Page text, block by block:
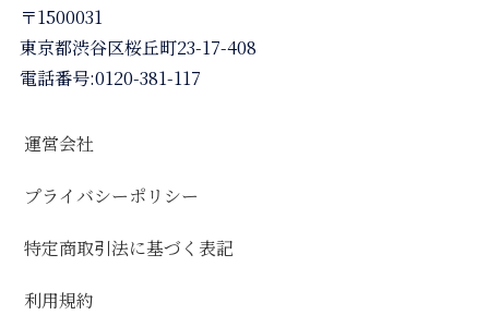
〒1500031
東京都渋谷区桜丘町23-17-408
電話番号:0120-381-117
運営会社
プライバシーポリシー
特定商取引法に基づく表記
利用規約